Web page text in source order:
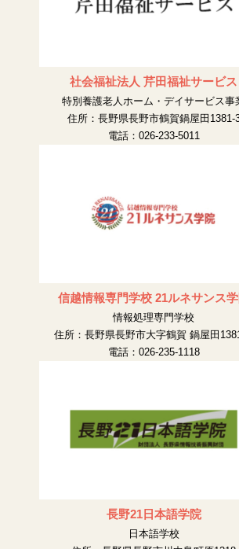
社会福祉法人 芹田福祉サービス
特別養護老人ホーム・デイサービス事
住所：長野県長野市鶴賀鍋屋田1381-
電話：026-233-5011
信越情報専門学校 21ルネサンス
情報処理専門学校
住所：長野県長野市大字鶴賀 鍋屋田
電話：026-235-1118
長野21日本語学院
日本語学校